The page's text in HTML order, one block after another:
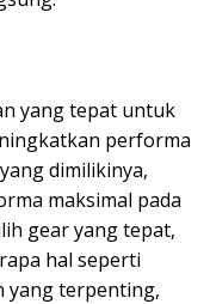
yang tepat untuk
performa
dimilikinya,
maksimal pada
gear yang tepat,
hal seperti
yang terpenting,